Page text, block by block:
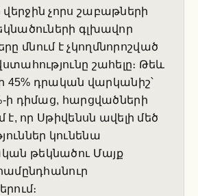
չորս շաբաթների
գլխավոր
մնում է չկողմնորոշված
շահելը։ Թեև
45% դրական վարկանիշ՝
ի դիմաց, հարցվածների
է, որ Սթիվենսն ավելի մեծ
կունենա
թեկնածու Մայք